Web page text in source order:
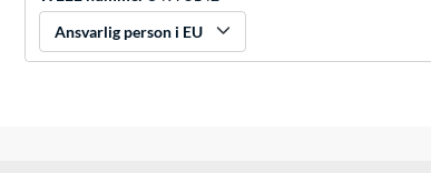
Ansvarlig person i EU